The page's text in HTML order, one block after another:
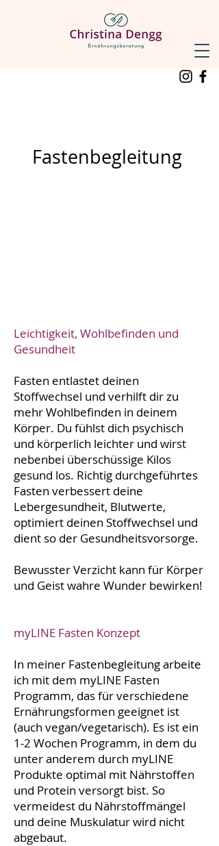
Fastenbegleitung
Leichtigkeit, Wohlbefinden und
Gesundheit
Fasten entlastet deinen
Stoffwechsel und verhilft dir zu
mehr Wohlbefinden in deinem
Körper. Du fühlst dich psychisch
und körperlich leichter und wirst
nebenbei überschüssige Kilos
gesund los. Richtig durchgeführtes
Fasten verbessert deine
Lebergesundheit, Blutwerte,
optimiert deinen Stoffwechsel und
dient so der Gesundheitsvorsorge.
Bewusster Verzicht kann für Körper
und Geist wahre Wunder bewirken!
myLINE Fasten Konzept
In meiner Fastenbegleitung arbeite
ich mit dem myLINE Fasten
Programm, das für verschiedene
Ernährungsformen geeignet ist
(auch vegan/vegetarisch). Es ist ein
1-2 Wochen Programm, in dem du
unter anderem durch myLINE
Produkte optimal mit Nährstoffen
und Protein versorgt bist. So
vermeidest du Nährstoffmängel
und deine Muskulatur wird nicht
abgebaut.